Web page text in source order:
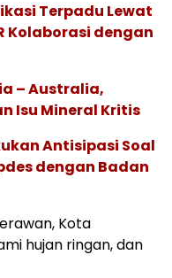
Terpadu Lewat
Kolaborasi dengan
– Australia,
Isu Mineral Kritis
Antisipasi Soal
dengan Badan
Kota
hujan ringan, dan